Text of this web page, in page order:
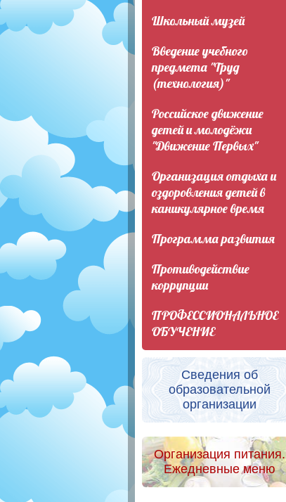
Школьный музей
Введение учебного
предмета "Труд
(технология)"
Российское движение
детей и молодёжи
"Движение Первых"
Организация отдыха и
оздоровления детей в
каникулярное время
Программа развития
Противодействие
коррупции
ПРОФЕССИОНАЛЬНОЕ
ОБУЧЕНИЕ
Сведения об
образовательной
организации
Организация питания.
Ежедневные меню